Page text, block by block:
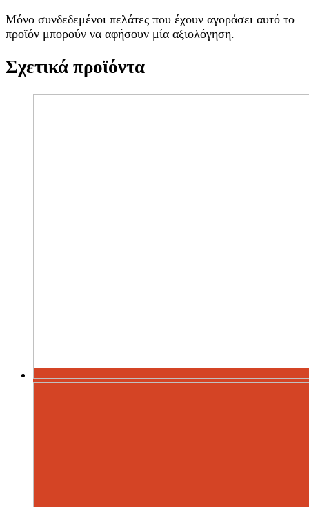
Μόνο συνδεδεμένοι πελάτες που έχουν αγοράσει αυτό το
προϊόν μπορούν να αφήσουν μία αξιολόγηση.
Σχετικά προϊόντα